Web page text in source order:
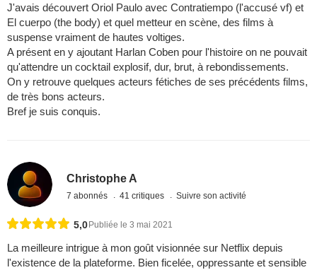
J'avais découvert Oriol Paulo avec Contratiempo (l'accusé vf) et
El cuerpo (the body) et quel metteur en scène, des films à
suspense vraiment de hautes voltiges.
A présent en y ajoutant Harlan Coben pour l'histoire on ne pouvait
qu'attendre un cocktail explosif, dur, brut, à rebondissements.
On y retrouve quelques acteurs fétiches de ses précédents films,
de très bons acteurs.
Bref je suis conquis.
Christophe A
7 abonnés 41 critiques Suivre son activité
5,0 Publiée le 3 mai 2021
La meilleure intrigue à mon goût visionnée sur Netflix depuis
l'existence de la plateforme. Bien ficelée, oppressante et sensible